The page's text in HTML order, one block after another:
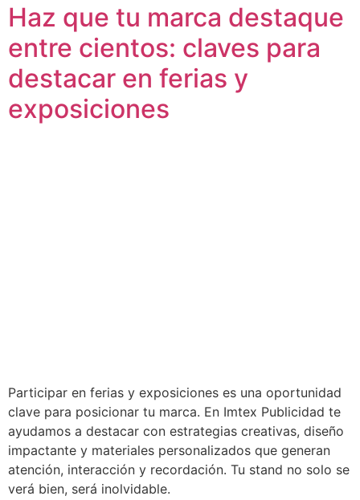
Haz que tu marca destaque
entre cientos: claves para
destacar en ferias y
exposiciones
Participar en ferias y exposiciones es una oportunidad
clave para posicionar tu marca. En Imtex Publicidad te
ayudamos a destacar con estrategias creativas, diseño
impactante y materiales personalizados que generan
atención, interacción y recordación. Tu stand no solo se
verá bien, será inolvidable.